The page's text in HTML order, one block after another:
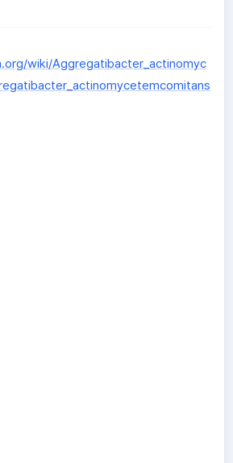
wiki/Aggregatibacter_actinomyc